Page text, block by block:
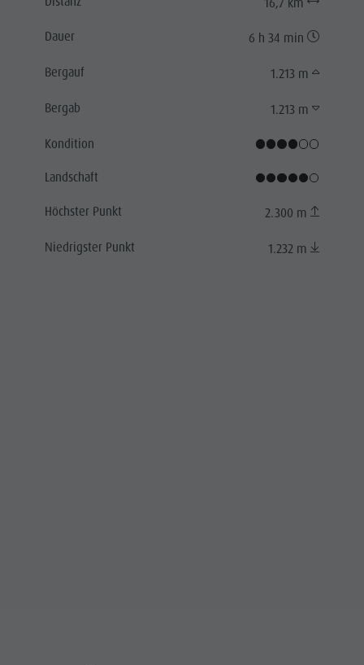
Dauer 6 h 34 min
Bergauf 1.213 m
Bergab 1.213 m
Kondition
Landschaft
Höchster Punkt 2.300 m
Niedrigster Punkt 1.232 m